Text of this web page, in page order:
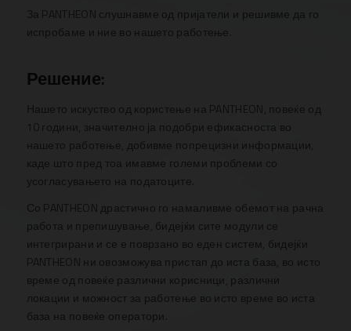
За PANTHEON слушнавме од пријатели и решивме да го
испробаме и ние во нашето работење.
Решение:
Нашето искуство од користење на PANTHEON, повеќе од
10 години, значително ја подобри ефикасноста во
нашето работење, добивме попрецизни информации,
каде што пред тоа имавме големи проблеми со
усогласувањето на податоците.
Со PANTHEON драстично го намаливме обемот на рачна
работа и препишување, бидејќи сите модули се
интегрирани и се е поврзано во еден систем, бидејќи
PANTHEON ни овозможува пристап до иста база, во исто
време од повеќе различни корисници, различни
локации и можност за работење во исто време во иста
база на повеќе оператори.